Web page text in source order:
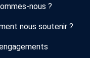
nous ?
nous soutenir ?